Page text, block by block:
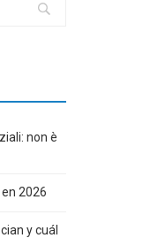
non è
2026
y cuál